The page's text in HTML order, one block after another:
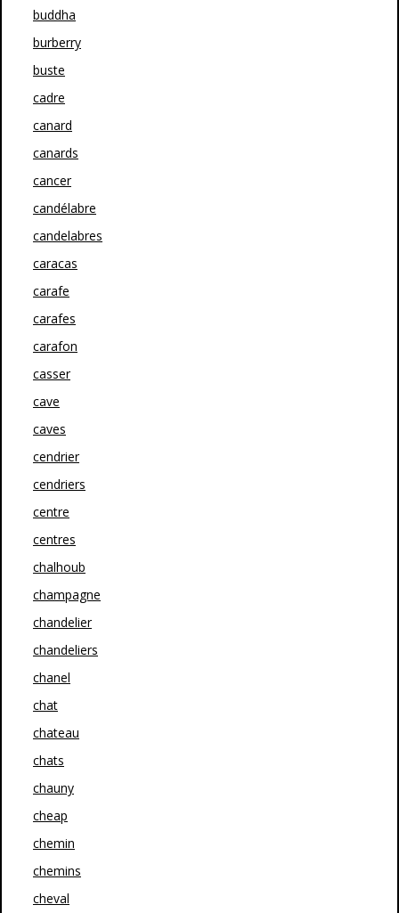
buddha
burberry
buste
cadre
canard
canards
cancer
candélabre
candelabres
caracas
carafe
carafes
carafon
casser
cave
caves
cendrier
cendriers
centre
centres
chalhoub
champagne
chandelier
chandeliers
chanel
chat
chateau
chats
chauny
cheap
chemin
chemins
cheval